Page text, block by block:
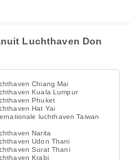
Luchthaven Don
Chiang Mai
Kuala Lumpur
Phuket
Hat Yai
luchthaven Taiwan
Narita
Udon Thani
Surat Thani
Krabi